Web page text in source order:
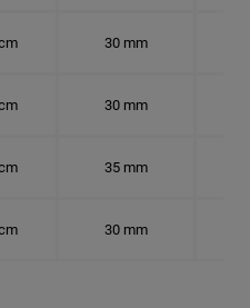
30 mm
30 mm
35 mm
30 mm